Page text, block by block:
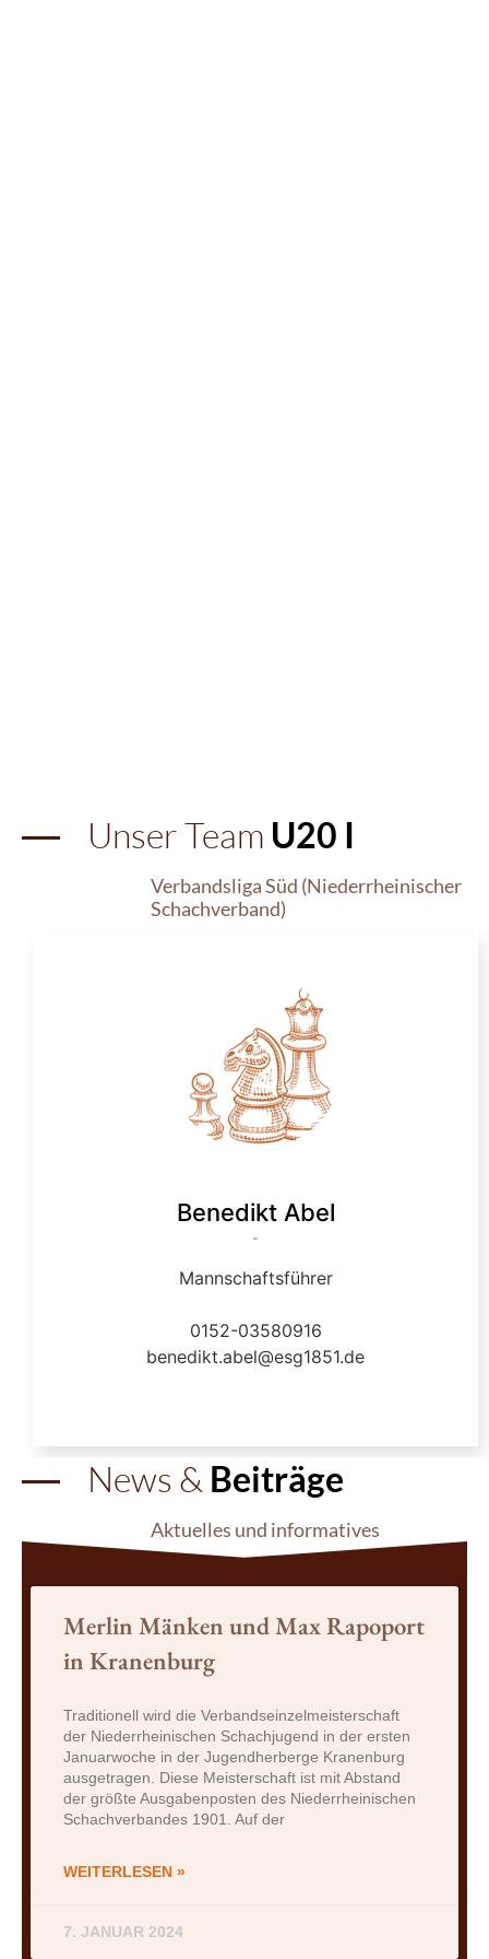
Unser Team U20 I
Verbandsliga Süd (Niederrheinischer
Schachverband)
Benedikt Abel
-
Mannschaftsführer
0152-03580916
benedikt.abel@esg1851.de
News & Beiträge
Aktuelles und informatives
Merlin Mänken und Max Rapoport
in Kranenburg
Traditionell wird die Verbandseinzelmeisterschaft
der Niederrheinischen Schachjugend in der ersten
Januarwoche in der Jugendherberge Kranenburg
ausgetragen. Diese Meisterschaft ist mit Abstand
der größte Ausgabenposten des Niederrheinischen
Schachverbandes 1901. Auf der
WEITERLESEN »
7. JANUAR 2024